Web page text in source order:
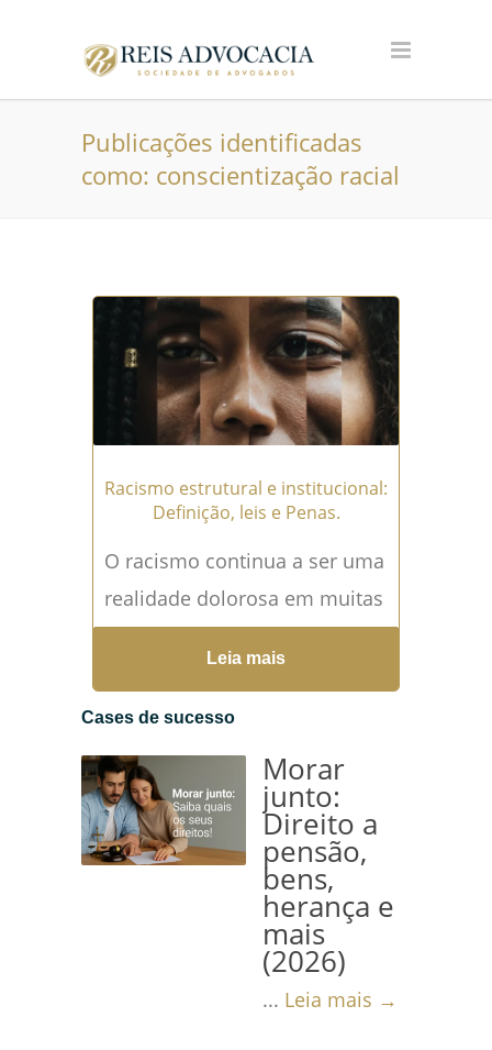
Publicações identificadas
como: conscientização racial
Racismo estrutural e institucional:
Definição, leis e Penas.
O racismo continua a ser uma
realidade dolorosa em muitas
sociedades, manifestando-se
de maneiras complexas que
vão além das interações
Leia mais
Cases de sucesso
Morar
junto:
Direito a
pensão,
bens,
herança e
mais
(2026)
... Leia mais →